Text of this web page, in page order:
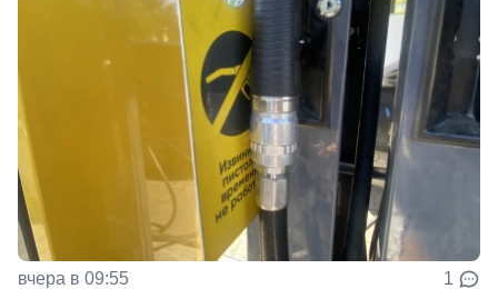
вчера в 09:55 1